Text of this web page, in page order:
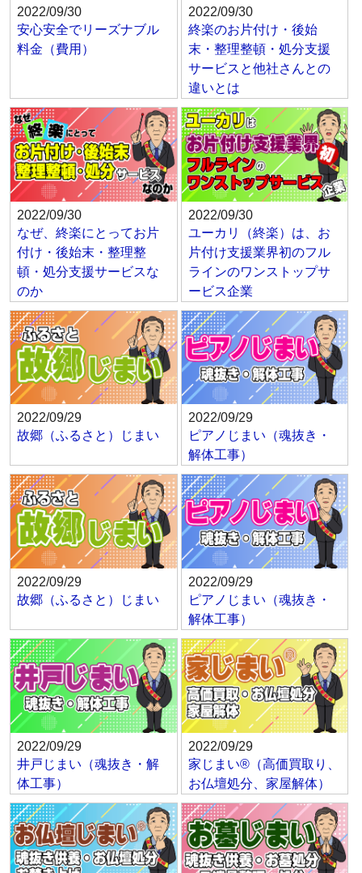
2022/09/30
安心安全でリーズナブル
料金（費用）
2022/09/30
終楽のお片付け・後始
末・整理整頓・処分支援
サービスと他社さんとの
違いとは
2022/09/30
なぜ、終楽にとってお片
付け・後始末・整理整
頓・処分支援サービスな
のか
2022/09/30
ユーカリ（終楽）は、お
片付け支援業界初のフル
ラインのワンストップサ
ービス企業
2022/09/29
故郷（ふるさと）じまい
2022/09/29
ピアノじまい（魂抜き・
解体工事）
2022/09/29
故郷（ふるさと）じまい
2022/09/29
ピアノじまい（魂抜き・
解体工事）
2022/09/29
井戸じまい（魂抜き・解
体工事）
2022/09/29
家じまい®（高価買取り、
お仏壇処分、家屋解体）